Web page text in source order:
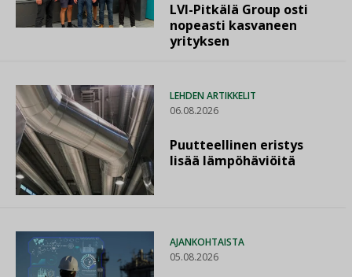
LVI-Pitkälä Group osti
nopeasti kasvaneen
yrityksen
LEHDEN ARTIKKELIT
06.08.2026
Puutteellinen eristys
lisää lämpöhäviöitä
AJANKOHTAISTA
05.08.2026